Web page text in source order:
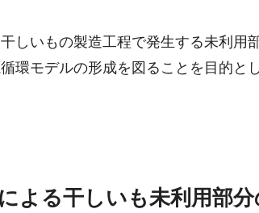
しいもの製造工程で発生する未利用
環モデルの形成を図ることを目的と
よる干しいも未利用部